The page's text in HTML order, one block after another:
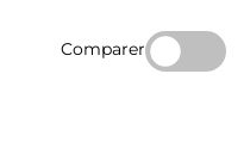
Comparer